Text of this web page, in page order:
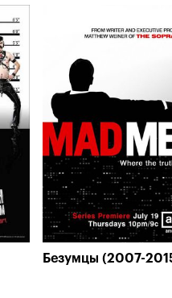
Безумцы (2007-